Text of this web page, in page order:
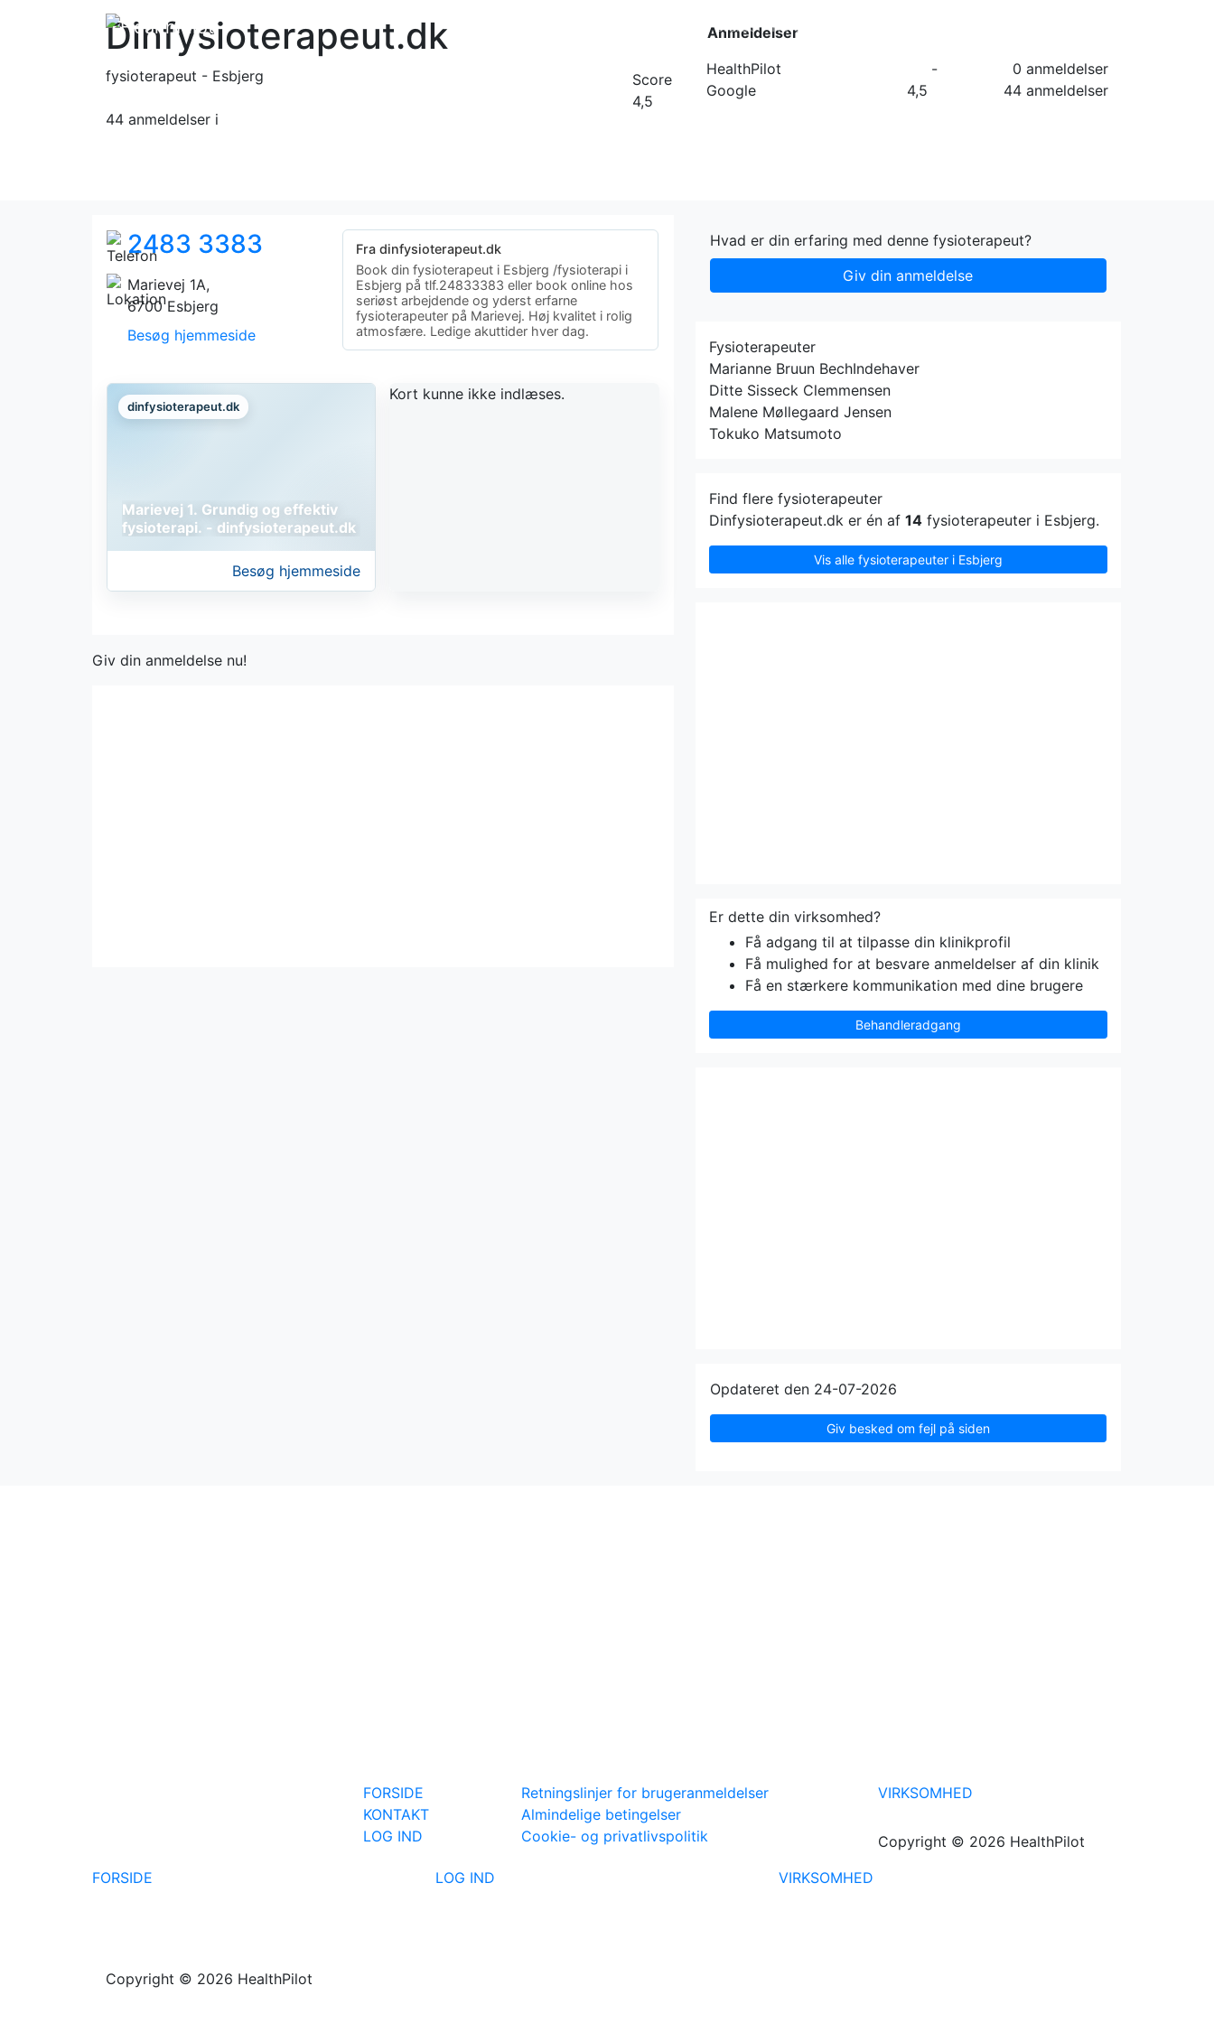
Forside Kategorier
Dinfysioterapeut.dk
fysioterapeut - Esbjerg
44 anmeldelser i
Score
4,5
Anmeldelser
HealthPilot
-
0 anmeldelser
Google
4,5 44 anmeldelser
2483 3383
Marievej 1A,
6700 Esbjerg
Besøg hjemmeside
Fra dinfysioterapeut.dk
Book din fysioterapeut i Esbjerg /fysioterapi i
Esbjerg på tlf.24833383 eller book online hos
seriøst arbejdende og yderst erfarne
fysioterapeuter på Marievej. Høj kvalitet i rolig
atmosfære. Ledige akuttider hver dag.
dinfysioterapeut.dk
Marievej 1. Grundig og effektiv
fysioterapi. - dinfysioterapeut.dk
Besøg hjemmeside
Kort kunne ikke indlæses.
Giv din anmeldelse nu!
Hvad er din erfaring med denne fysioterapeut?
Giv din anmeldelse
Fysioterapeuter
Marianne Bruun BechIndehaver
Ditte Sisseck Clemmensen
Malene Møllegaard Jensen
Tokuko Matsumoto
Find flere fysioterapeuter
Dinfysioterapeut.dk er én af 14fysioterapeuter i Esbjerg.
Vis alle fysioterapeuter i Esbjerg
Er dette din virksomhed?
Få adgang til at tilpasse din klinikprofil
Få mulighed for at besvare anmeldelser af din klinik
Få en stærkere kommunikation med dine brugere
Behandleradgang
Opdateret den 24-07-2026
Giv besked om fejl på siden
FORSIDE
KONTAKT
LOG IND
Retningslinjer for brugeranmeldelser
Almindelige betingelser
Cookie- og privatlivspolitik
VIRKSOMHED
Copyright © 2026 HealthPilot
FORSIDE
LOG IND VIRKSOMHED
Copyright © 2026 HealthPilot